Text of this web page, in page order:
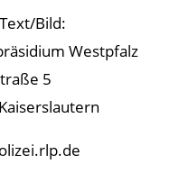
Bild:
Westpfalz
5